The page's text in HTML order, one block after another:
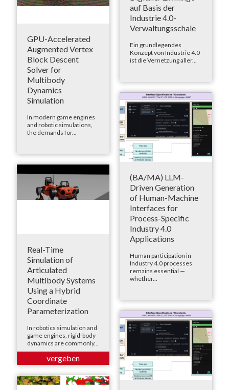
auf Basis der
Industrie 4.0-
Verwaltungsschale
Ein grundlegendes
Konzept von Industrie 4.0
ist die Vernetzung aller...
GPU-Accelerated
Augmented Vertex
Block Descent
Solver for
Multibody
Dynamics
Simulation
In modern game engines
and robotic simulations,
the demands for...
(BA/MA) LLM-
Driven Generation
of Human-Machine
Interfaces for
Process-Specific
Industry 4.0
Applications
Human participation in
Industry 4.0 processes
remains essential —
whether...
Real-Time
Simulation of
Articulated
Multibody Systems
Using a Hybrid
Coordinate
Parameterization
In robotics simulation and
game engines, rigid-body
dynamics are commonly...